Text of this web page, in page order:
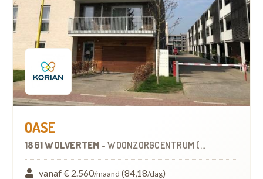
OASE
1861 WOLVERTEM -WOONZORGCENTRUM (WZC)
vanaf € 2.560/maand (84,18/dag)